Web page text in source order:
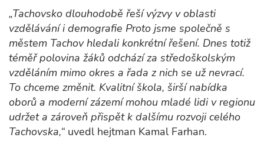
„Tachovsko dlouhodobě řeší výzvy v oblasti
vzdělávání i demografie Proto jsme společně s
městem Tachov hledali konkrétní řešení. Dnes totiž
téměř polovina žáků odchází za středoškolským
vzděláním mimo okres a řada z nich se už nevrací.
To chceme změnit. Kvalitní škola, širší nabídka
oborů a moderní zázemí mohou mladé lidi v regionu
udržet a zároveň přispět k dalšímu rozvoji celého
Tachovska,“ uvedl hejtman Kamal Farhan.